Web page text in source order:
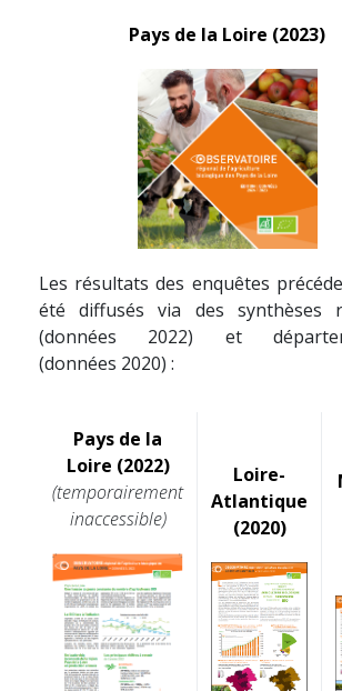
Pays de la Loire (2023)
Les résultats des enquêtes
été diffusés via des synthèses
(données 2022) et
(données 2020) :
Pays de la
Loire (2022)
(temporairement
inaccessible)
Loire-
Atlantique
(2020)